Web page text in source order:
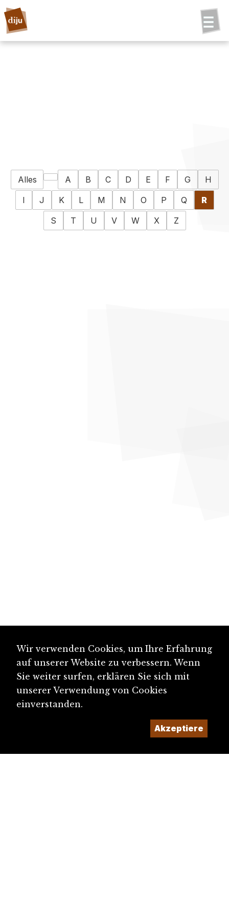
Alles A B C D E F G
H
I
J K L M N O P Q
R
S
T U V W X Z
Wir verwenden Cookies, um Ihre Erfahrung
auf unserer Website zu verbessern. Wenn
Sie weiter surfen, erklären Sie sich mit
unserer Verwendung von Cookies
einverstanden.
Akzeptiere